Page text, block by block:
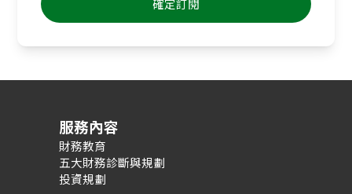
服務內容
財務教育
五大財務診斷與規劃
投資規劃